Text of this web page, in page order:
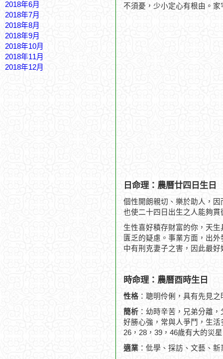
2018年6月
2018年7月
2018年8月
2018年9月
2018年10月
2018年11月
2018年12月
不須憂，少小定心有根由。
日命理：農曆廿四日生日
個性開朗親切、樂於助人，
也使二十四日出生之人能夠
生性喜好積存財富的你，天
匱乏的疑慮。事業方面，出
中有刑克妻子之害，因此最
時命理：農曆酉時生日
性格 ：聰明伶俐，具有先見
簡析 ：幼時辛苦，兄弟分離
好勝心強，常與人爭鬥，生
26，28，39，46歲有大的災
適業 ：仳學、採訪、文藝、